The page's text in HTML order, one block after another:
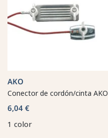
AKO
Conector de cordón/cinta AKO
6,04 €
1 color